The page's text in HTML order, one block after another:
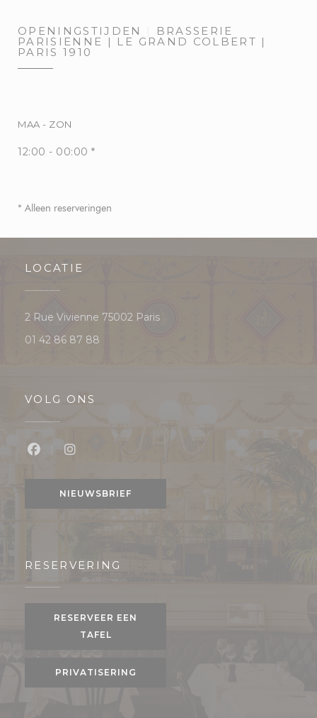
OPENINGSTIJDEN BRASSERIE
PARISIENNE | LE GRAND COLBERT |
PARIS 1910
MAA - ZON
12:00 - 00:00 *
* Alleen reserveringen
LOCATIE
2 Rue Vivienne 75002 Paris((opent in een nieuw venster))
01 42 86 87 88
VOLG ONS
NIEUWSBRIEF
RESERVERING
RESERVEER EEN
TAFEL
PRIVATISERING